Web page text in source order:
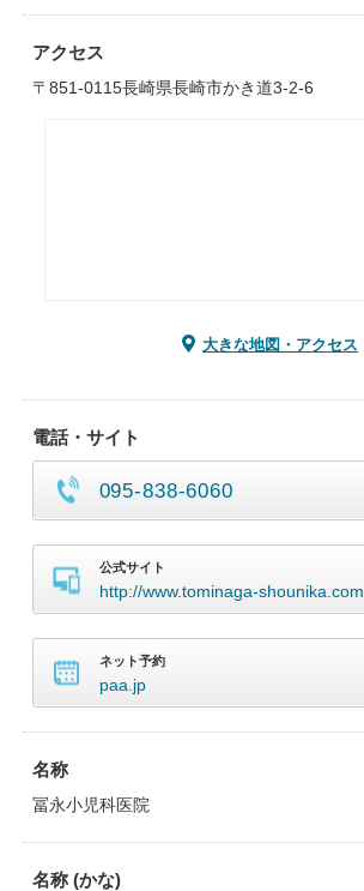
アクセス
〒851-0115長崎県長崎市かき道3-2-6
大きな地図・アクセス
電話・サイト
095-838-6060
公式サイト
http://www.tominaga-shounika.com
ネット予約
paa.jp
名称
冨永小児科医院
名称 (かな)